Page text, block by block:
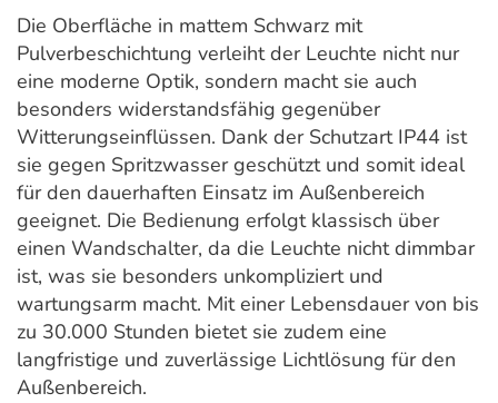
Die Oberfläche in mattem Schwarz mit
Pulverbeschichtung verleiht der Leuchte nicht nur
eine moderne Optik, sondern macht sie auch
besonders widerstandsfähig gegenüber
Witterungseinflüssen. Dank der Schutzart IP44 ist
sie gegen Spritzwasser geschützt und somit ideal
für den dauerhaften Einsatz im Außenbereich
geeignet. Die Bedienung erfolgt klassisch über
einen Wandschalter, da die Leuchte nicht dimmbar
ist, was sie besonders unkompliziert und
wartungsarm macht. Mit einer Lebensdauer von bis
zu 30.000 Stunden bietet sie zudem eine
langfristige und zuverlässige Lichtlösung für den
Außenbereich.